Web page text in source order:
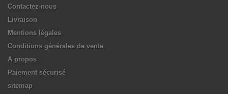
Contactez-nous
Livraison
Mentions légales
Conditions générales de vente
A propos
Paiement sécurisé
sitemap